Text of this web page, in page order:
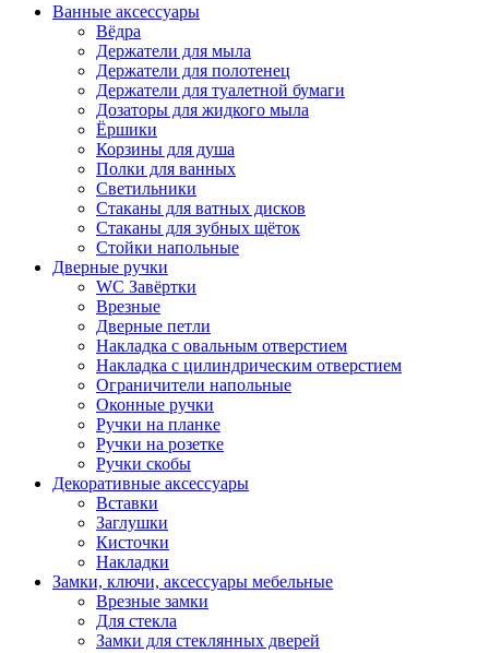
Ванные аксессуары
Вёдра
Держатели для мыла
Держатели для полотенец
Держатели для туалетной бумаги
Дозаторы для жидкого мыла
Ёршики
Корзины для душа
Полки для ванных
Светильники
Стаканы для ватных дисков
Стаканы для зубных щёток
Стойки напольные
Дверные ручки
WC Завёртки
Врезные
Дверные петли
Накладка с овальным отверстием
Накладка с цилиндрическим отверстием
Ограничители напольные
Оконные ручки
Ручки на планке
Ручки на розетке
Ручки скобы
Декоративные аксессуары
Вставки
Заглушки
Кисточки
Накладки
Замки, ключи, аксессуары мебельные
Врезные замки
Для стекла
Замки для стеклянных дверей